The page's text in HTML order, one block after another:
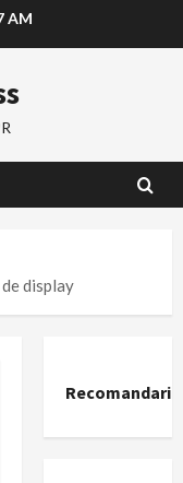
AM
display
Recomandari